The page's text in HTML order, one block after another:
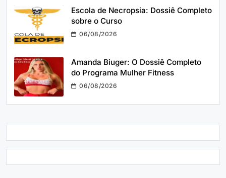
Escola de Necropsia: Dossiê Completo
sobre o Curso
06/08/2026
Amanda Biuger: O Dossiê Completo
do Programa Mulher Fitness
06/08/2026